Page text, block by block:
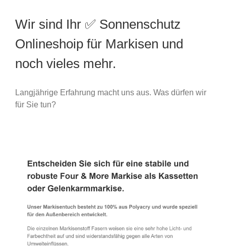
Wir sind Ihr ✅ Sonnenschutz
Onlineshoip für Markisen und
noch vieles mehr.
Langjährige Erfahrung macht uns aus. Was dürfen wir
für Sie tun?